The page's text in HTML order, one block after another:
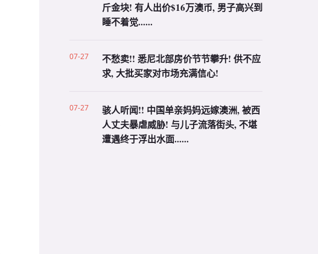
斤金块! 有人出价$16万澳币, 男子高兴到
睡不着觉......
07-27
不愁卖!! 悉尼北部房价节节攀升! 供不应
求, 大批买家对市场充满信心!
07-27
骇人听闻!! 中国单亲妈妈远嫁澳洲, 被西
人丈夫暴虐威胁! 与儿子流落街头, 不堪
遭遇终于浮出水面......